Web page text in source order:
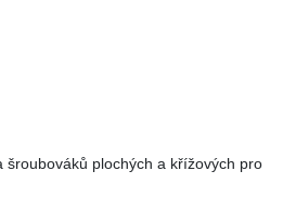
šroubováků plochých a křížových pro